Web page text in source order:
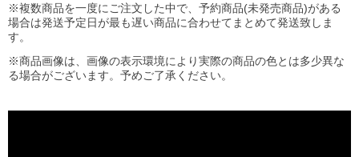
※複数商品を一度にご注文した中で、予約商品(未発売商品)がある
場合は発送予定日が最も遅い商品に合わせてまとめて発送致しま
す。
※商品画像は、画像の表示環境により実際の商品の色とは多少異な
る場合がございます。予めご了承ください。